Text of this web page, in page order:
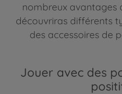
nombreux avantages
découvriras différents
des accessoires de
Jouer avec des